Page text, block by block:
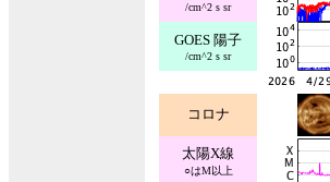
/cm^2 s sr
GOES 陽子
/cm^2 s sr
コロナ
太陽X線
○はM以上